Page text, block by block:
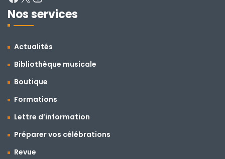
Nos services
Actualités
Bibliothèque musicale
Boutique
Formations
Lettre d’information
Préparer vos célébrations
Revue